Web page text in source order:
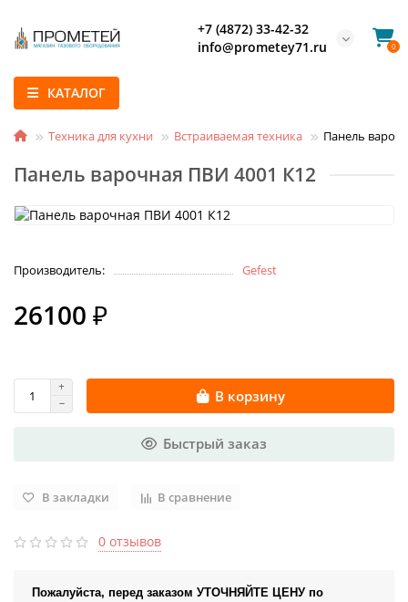
+7 (4872) 33-42-32
info@prometey71.ru
0
КАТАЛОГ
Техника для кухни Встраиваемая техника Панель
Панель варочная ПВИ 4001 К12
Производитель: Gefest
26100 ₽
В корзину
Быстрый заказ
В закладки В сравнение
0 отзывов
Пожалуйста, перед заказом УТОЧНЯЙТЕ ЦЕНУ по